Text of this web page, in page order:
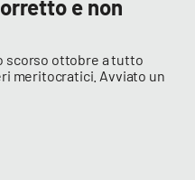
e non
scorso ottobre a tutto
meritocratici. Avviato un